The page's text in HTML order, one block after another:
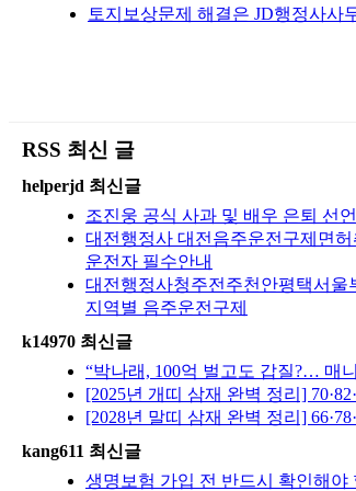
토지보상문제 해결은 JD행정사사
RSS 최신 글
helperjd 최신글
조진웅 공식 사과 및 배우 은퇴 선
대전행정사 대전음주운전구제면허
운전자 필수안내
대전행정사청주전주천안평택서
지역별 음주운전구제
k14970 최신글
“박나래, 100억 벌고도 갑질?… 매
[2025년 개띠 삼재 완벽 정리]
[2028년 말띠 삼재 완벽 정리]
kang611 최신글
생명보험 가입 전 반드시 확인해야